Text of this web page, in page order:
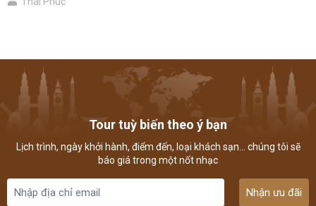
Tour tuỳ biến theo ý bạn
Lịch trình, ngày khởi hành, điểm đến, loại khách sạn... chúng tôi sẽ
báo giá trong một nốt nhạc
Nhận ưu đãi